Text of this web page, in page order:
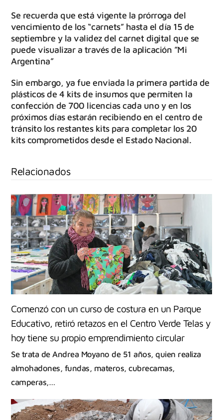
Se recuerda que está vigente la prórroga del
vencimiento de los “carnets” hasta el día 15 de
septiembre y la validez del carnet digital que se
puede visualizar a través de la aplicación ”Mi
Argentina”
Sin embargo, ya fue enviada la primera partida de
plásticos de 4 kits de insumos que permiten la
confección de 700 licencias cada uno y en los
próximos días estarán recibiendo en el centro de
tránsito los restantes kits para completar los 20
kits comprometidos desde el Estado Nacional.
Relacionados
Comenzó con un curso de costura en un Parque
Educativo, retiró retazos en el Centro Verde Telas y
hoy tiene su propio emprendimiento circular
Se trata de Andrea Moyano de 51 años, quien realiza
almohadones, fundas, materos, cubrecamas,
camperas,…